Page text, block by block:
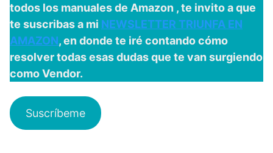
todos los manuales de Amazon , te invito a que
te suscribas a mi NEWSLETTER TRIUNFA EN
AMAZON, en donde te iré contando cómo
resolver todas esas dudas que te van surgiendo
como Vendor.
Suscríbeme